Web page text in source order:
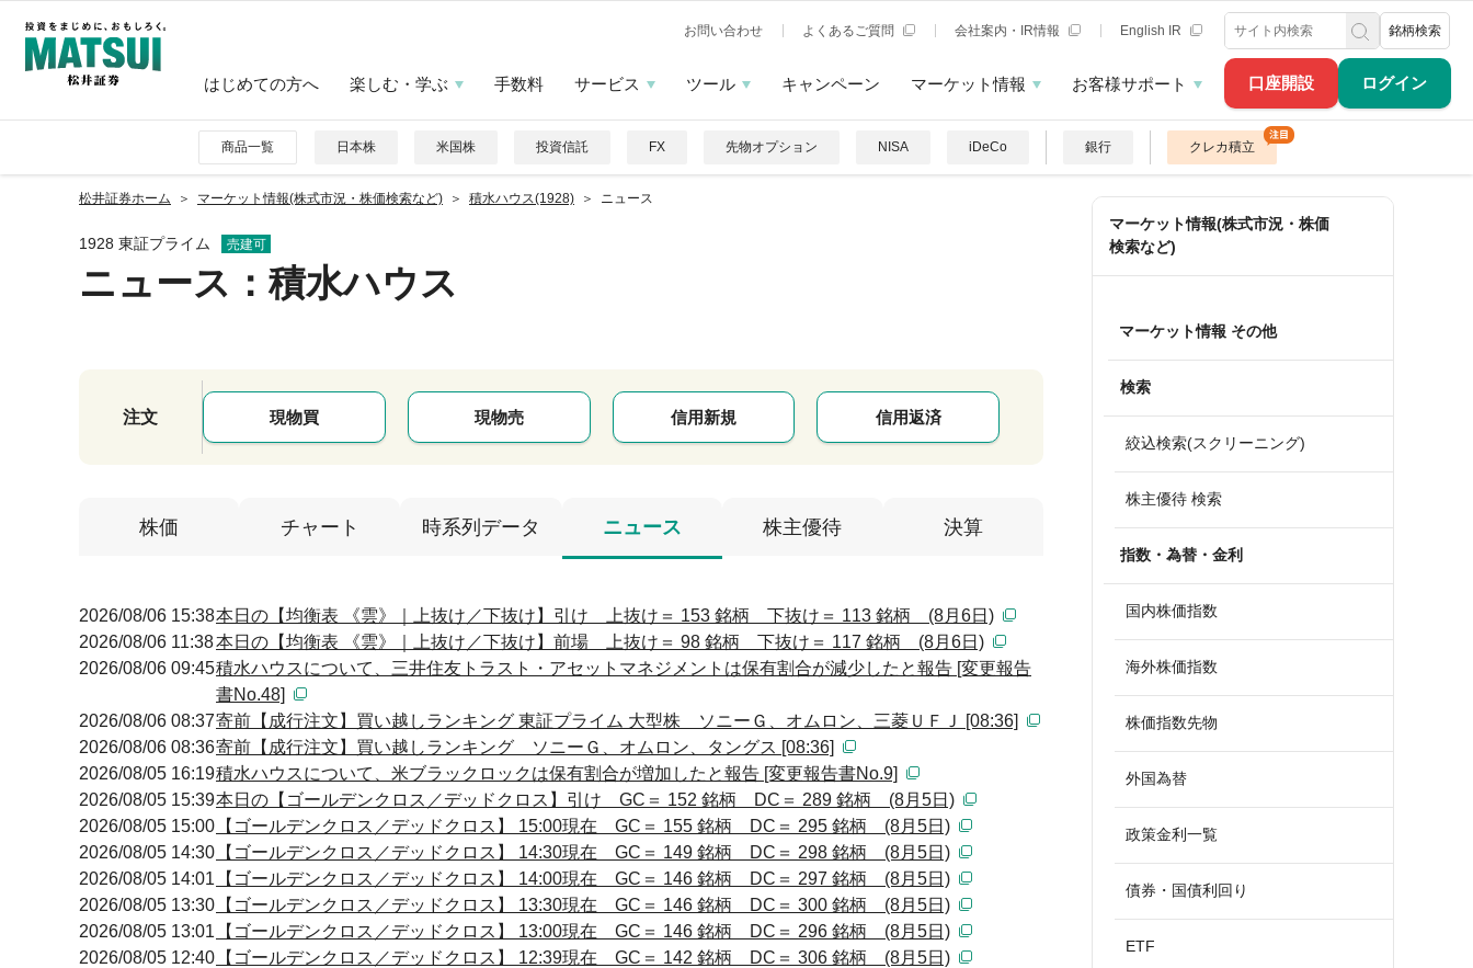
口座開設 ログイン
お問い合わせ よくあるご質問 会社案内・IR情報 English IR 銘柄検索
はじめての方へ 楽しむ・学ぶ 手数料 サービス ツール キャンペーン マーケット情報 お客様サポート
商品一覧 日本株 米国株 投資信託 FX 先物オプション NISA iDeCo 銀行 クレカ積立
松井証券ホーム マーケット情報(株式市況・株価検索など) 積水ハウス(1928) ニュース
1928 東証プライム 売建可
ニュース ：積水ハウス
注文 現物買 現物売 信用新規 信用返済
株価 チャート 時系列データ ニュース 株主優待 決算
2026/08/06 15:38本日の【均衡表 《雲》｜上抜け／下抜け】引け 上抜け＝ 153 銘柄 下抜け＝ 113 銘柄 (8月6日)
2026/08/06 11:38本日の【均衡表 《雲》｜上抜け／下抜け】前場 上抜け＝ 98 銘柄 下抜け＝ 117 銘柄 (8月6日)
2026/08/06 09:45積水ハウスについて、三井住友トラスト・アセットマネジメントは保有割合が減少したと報告 [変更報告
書No.48]
2026/08/06 08:37寄前【成行注文】買い越しランキング 東証プライム 大型株 ソニーＧ、オムロン、三菱ＵＦＪ [08:36]
2026/08/06 08:36寄前【成行注文】買い越しランキング ソニーＧ、オムロン、タングス [08:36]
2026/08/05 16:19積水ハウスについて、米ブラックロックは保有割合が増加したと報告 [変更報告書No.9]
2026/08/05 15:39本日の【ゴールデンクロス／デッドクロス】引け GC＝ 152 銘柄 DC＝ 289 銘柄 (8月5日)
2026/08/05 15:00 【ゴールデンクロス／デッドクロス】 15:00現在 GC＝ 155 銘柄 DC＝ 295 銘柄 (8月5日)
2026/08/05 14:30 【ゴールデンクロス／デッドクロス】 14:30現在 GC＝ 149 銘柄 DC＝ 298 銘柄 (8月5日)
2026/08/05 14:01
【ゴールデンクロス／デッドクロス】 14:00現在 GC＝ 146 銘柄 DC＝ 297 銘柄 (8月5日)
2026/08/05 13:30 【ゴールデンクロス／デッドクロス】 13:30現在 GC＝ 146 銘柄 DC＝ 300 銘柄 (8月5日)
2026/08/05 13:01
【ゴールデンクロス／デッドクロス】 13:00現在 GC＝ 146 銘柄 DC＝ 296 銘柄 (8月5日)
2026/08/05 12:40 【ゴールデンクロス／デッドクロス】 12:39現在 GC＝ 142 銘柄 DC＝ 306 銘柄 (8月5日)
マーケット情報(株式市況・株価
検索など)
マーケット情報 その他
検索
絞込検索(スクリーニング)
株主優待 検索
指数・為替・金利
国内株価指数
海外株価指数
株価指数先物
外国為替
政策金利一覧
債券・国債利回り
ETF